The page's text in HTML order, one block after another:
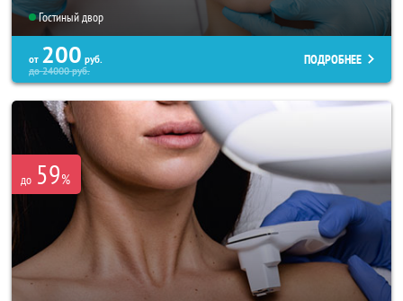
Гостиный двор
от 200 руб.
до24000руб.
ПОДРОБНЕЕ
до 59%